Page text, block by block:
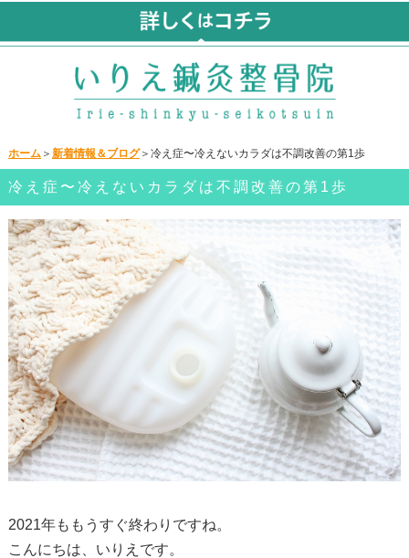
ホーム＞ 新着情報＆ブログ＞冷え症〜冷えないカラダは不調改善の第1歩
冷え症〜冷えないカラダは不調改善の第1歩
2021年ももうすぐ終わりですね。
こんにちは、いりえです。